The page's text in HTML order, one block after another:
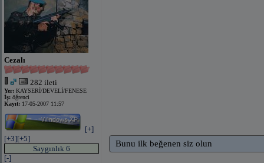
Cezalı
282 ileti
Yer: KAYSERİ/DEVELİ/FENESE
İş: öğrenci
Kayıt: 17-05-2007 11:57
[+]
[+3][+5]
Saygınlık 6
[-]
Bunu ilk beğenen siz olun